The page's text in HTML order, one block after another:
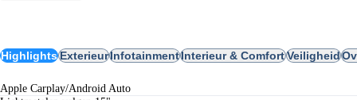
HighlightsExterieurInfotainmentInterieur & ComfortVeiligheid
Apple Carplay/Android Auto